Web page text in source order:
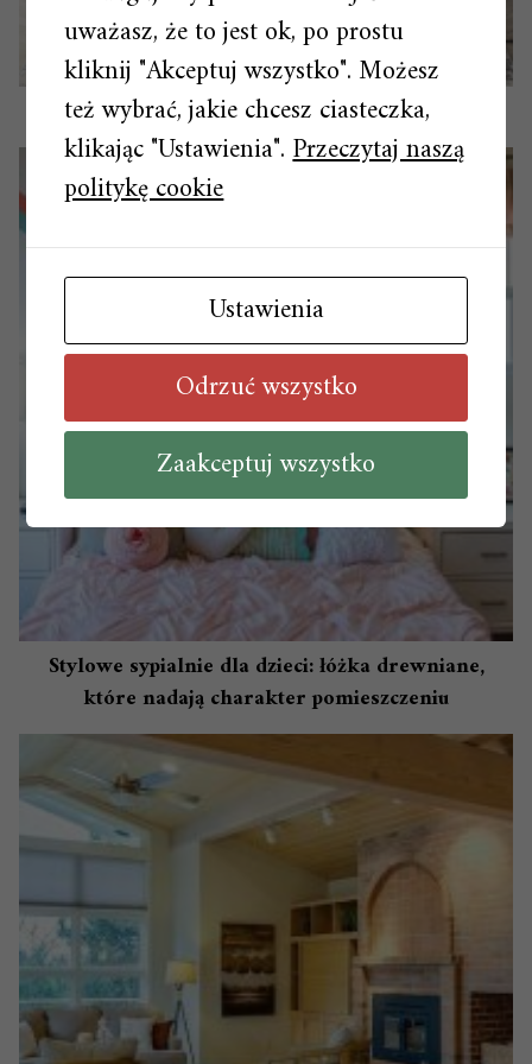
Stół i krzesła – gotowe zestawy, gotowa stylistyka
Stylowe sypialnie dla dzieci: łóżka drewniane,
które nadają charakter pomieszczeniu
uważasz, że to jest ok, po prostu
kliknij "Akceptuj wszystko". Możesz
też wybrać, jakie chcesz ciasteczka,
klikając "Ustawienia".Przeczytaj naszą
politykę cookie
Ustawienia
Odrzuć wszystko
Zaakceptuj wszystko